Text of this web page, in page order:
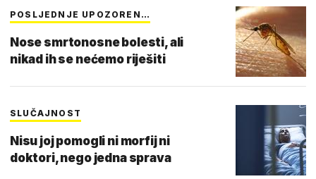
POSLJEDNJE UPOZOREN…
Nose smrtonosne bolesti, ali
nikad ih se nećemo riješiti
SLUČAJNOST
Nisu joj pomogli ni morfij ni
doktori, nego jedna sprava